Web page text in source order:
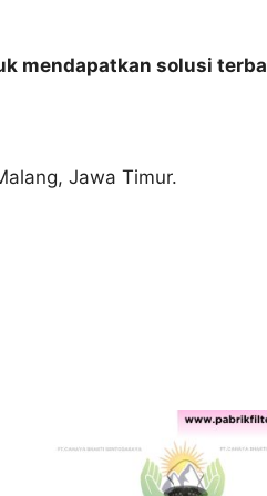
mendapatkan solusi
Jawa Timur.